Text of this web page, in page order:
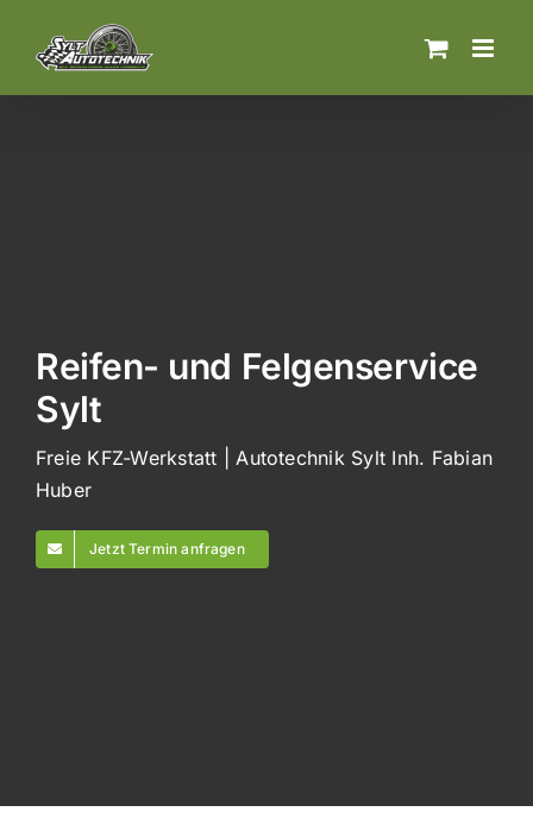
Inhalt
springen
Reifen- und Felgenservice
Sylt
Freie KFZ-Werkstatt | Autotechnik Sylt Inh. Fabian
Huber
Jetzt Termin anfragen